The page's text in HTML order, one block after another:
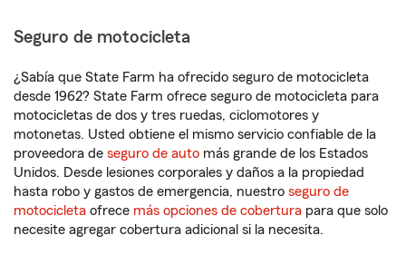
Seguro de motocicleta
¿Sabía que State Farm ha ofrecido seguro de motocicleta
desde 1962? State Farm ofrece seguro de motocicleta para
motocicletas de dos y tres ruedas, ciclomotores y
motonetas. Usted obtiene el mismo servicio confiable de la
proveedora de seguro de auto más grande de los Estados
Unidos. Desde lesiones corporales y daños a la propiedad
hasta robo y gastos de emergencia, nuestro seguro de
motocicleta ofrece más opciones de cobertura para que solo
necesite agregar cobertura adicional si la necesita.